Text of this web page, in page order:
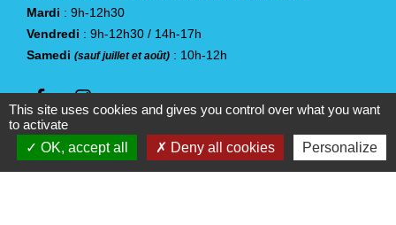
Mardi : 9h-12h30
Vendredi : 9h-12h30 / 14h-17h
Samedi (sauf juillet et août) : 10h-12h
Liens
This site uses cookies and gives you control over what you want
to activate
OK, accept all
Deny all cookies Personalize